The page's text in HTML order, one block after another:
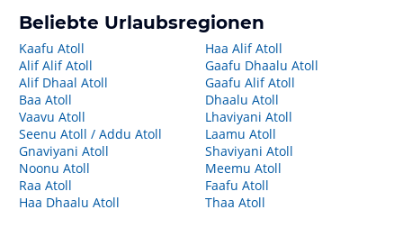
Beliebte Urlaubsregionen
Kaafu Atoll
Alif Alif Atoll
Alif Dhaal Atoll
Baa Atoll
Vaavu Atoll
Seenu Atoll / Addu Atoll
Gnaviyani Atoll
Noonu Atoll
Raa Atoll
Haa Dhaalu Atoll
Haa Alif Atoll
Gaafu Dhaalu Atoll
Gaafu Alif Atoll
Dhaalu Atoll
Lhaviyani Atoll
Laamu Atoll
Shaviyani Atoll
Meemu Atoll
Faafu Atoll
Thaa Atoll